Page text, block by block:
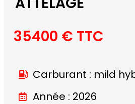
35400 € TTC
Carburant : mild
Année : 2026